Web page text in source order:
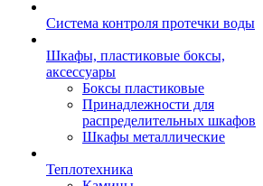
Система контроля протечки воды
Шкафы, пластиковые боксы,
аксессуары
Боксы пластиковые
Принадлежности для
распределительных шкафов
Шкафы металлические
Теплотехника